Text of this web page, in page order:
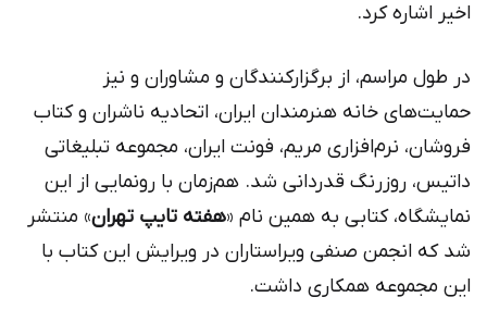
اخیر اشاره کرد.
در طول مراسم، از برگزارکنندگان و مشاوران و نیز
حمایت‌های خانه هنرمندان ایران، اتحادیه ناشران و کتاب
فروشان، نرم‌افزاری مریم، فونت ایران، مجموعه تبلیغاتی
داتیس، روزرنگ قدردانی شد. هم‌زمان با رونمایی از این
نمایشگاه، کتابی به همین نام «هفته تایپ تهران» منتشر
شد که انجمن صنفی ویراستاران در ویرایش این کتاب با
این مجموعه همکاری داشت.